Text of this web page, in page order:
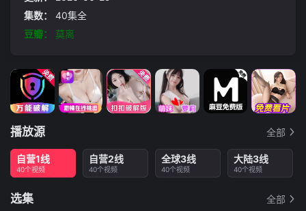
集数：
40集全
豆瓣：
莫离
播放源 全部
自营1线
40个视频
自营2线
40个视频
全球3线
40个视频
大陆3线
40个视频
选集 全部